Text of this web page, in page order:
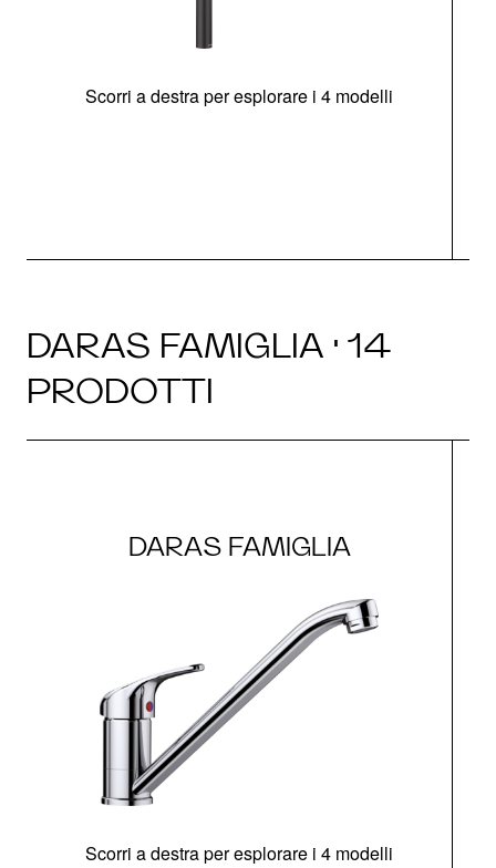
Scorri a destra per esplorare i 4 modelli
DARAS FAMIGLIA · 14
PRODOTTI
DARAS FAMIGLIA
Scorri a destra per esplorare i 4 modelli